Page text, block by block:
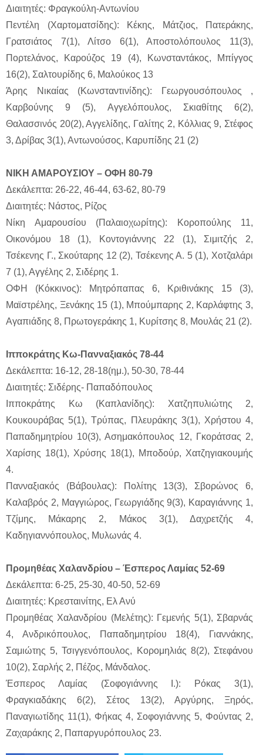
Διαιτητές: Φραγκούλη-Αντωνίου
Πεντέλη (Χαρτοματσίδης): Κέκης, Μάτζιος, Πατεράκης,
Γρατσιάτος 7(1), Λίτσο 6(1), Αποστολόπουλος 11(3),
Πορτελάνος, Καρούζος 19 (4), Κωνσταντάκος, Μπίγγος
16(2), Σαλτουρίδης 6, Μαλούκος 13
Άρης Νικαίας (Κωνσταντινίδης): Γεωργουσόπουλος ,
Καρβούνης 9 (5), Αγγελόπουλος, Σκιαθίτης 6(2),
Θαλασσινός 20(2), Αγγελίδης, Γαλίτης 2, Κόλλιας 9, Στέφος
3, Δρίβας 3(1), Αντωνούσος, Καρυπίδης 21 (2)
ΝΙΚΗ ΑΜΑΡΟΥΣΙΟΥ – ΟΦΗ 80-79
Δεκάλεπτα: 26-22, 46-44, 63-62, 80-79
Διαιτητές: Νάστος, Ρίζος
Νίκη Αμαρουσίου (Παλαιοχωρίτης): Κοροπούλης 11,
Οικονόμου 18 (1), Κοντογιάννης 22 (1), Σιμιτζής 2,
Τσέκενης Γ., Σκούταρης 12 (2), Τσέκενης Α. 5 (1), Χοτζαλάρι
7 (1), Αγγέλης 2, Σιδέρης 1.
ΟΦΗ (Κόκκινος): Μητρόπαπας 6, Κριθινάκης 15 (3),
Μαϊστρέλης, Ξενάκης 15 (1), Μπούμπαρης 2, Καρλάφτης 3,
Αγαπιάδης 8, Πρωτογεράκης 1, Κυρίτσης 8, Μουλάς 21 (2).
Ιπποκράτης Κω-Πανναξιακός 78-44
Δεκάλεπτα: 16-12, 28-18(ημ.), 50-30, 78-44
Διαιτητές: Σιδέρης- Παπαδόπουλος
Ιπποκράτης Κω (Καπλανίδης): Χατζηπυλιώτης 2,
Κουκουράβας 5(1), Τρύπας, Πλευράκης 3(1), Χρήστου 4,
Παπαδημητρίου 10(3), Ασημακόπουλος 12, Γκοράτσας 2,
Χαρίσης 18(1), Χρύσης 18(1), Μποδούρ, Χατζηγιακουμής
4.
Πανναξιακός (Βάβουλας): Πολίτης 13(3), Σβορώνος 6,
Καλαβρός 2, Μαγγιώρος, Γεωργιάδης 9(3), Καραγιάννης 1,
Τζίμης, Μάκαρης 2, Μάκος 3(1), Δαχρετζής 4,
Καδηγιαννόπουλος, Μυλωνάς 4.
Προμηθέας Χαλανδρίου – Έσπερος Λαμίας 52-69
Δεκάλεπτα: 6-25, 25-30, 40-50, 52-69
Διαιτητές: Κρεσταινίτης, Ελ Ανύ
Προμηθέας Χαλανδρίου (Μελέτης): Γεμενής 5(1), Σβαρνάς
4, Ανδρικόπουλος, Παπαδημητρίου 18(4), Γιαννάκης,
Σαμιώτης 5, Τσιγγενόπουλος, Κορομηλιάς 8(2), Στεφάνου
10(2), Σαρλής 2, Πέζος, Μάνδαλος.
Έσπερος Λαμίας (Σοφογιάννης Ι.): Ρόκας 3(1),
Φραγκιαδάκης 6(2), Σέτος 13(2), Αργύρης, Ξηρός,
Παναγιωτίδης 11(1), Φήκας 4, Σοφογιάννης 5, Φούντας 2,
Ζαχαράκης 2, Παπαργυρόπουλος 23.